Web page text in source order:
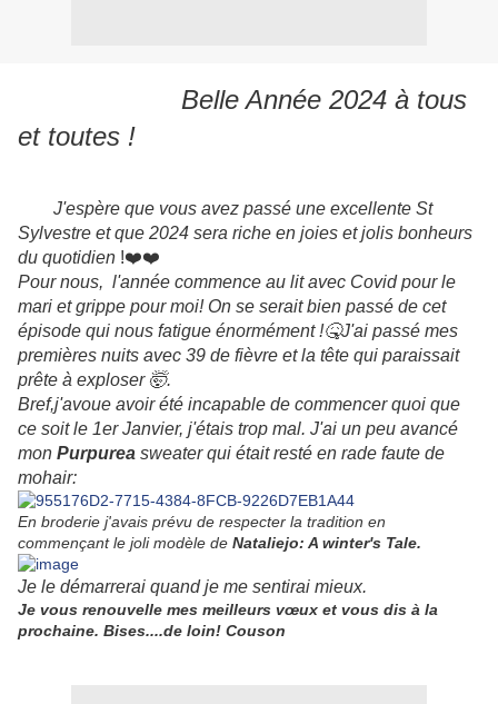
Belle Année 2024 à tous
et toutes !
J'espère que vous avez passé une excellente St
Sylvestre et que 2024 sera riche en joies et jolis bonheurs
du quotidien !❤️❤️
Pour nous, l'année commence au lit avec Covid pour le
mari et grippe pour moi! On se serait bien passé de cet
épisode qui nous fatigue énormément !🤒J'ai passé mes
premières nuits avec 39 de fièvre et la tête qui paraissait
prête à exploser 🤯.
Bref,j'avoue avoir été incapable de commencer quoi que
ce soit le 1er Janvier, j'étais trop mal. J'ai un peu avancé
mon Purpurea sweater qui était resté en rade faute de
mohair:
En broderie j'avais prévu de respecter la tradition en
commençant le joli modèle de Nataliejo: A winter's Tale.
Je le démarrerai quand je me sentirai mieux.
Je vous renouvelle mes meilleurs vœux et vous dis à la
prochaine. Bises....de loin! Couson